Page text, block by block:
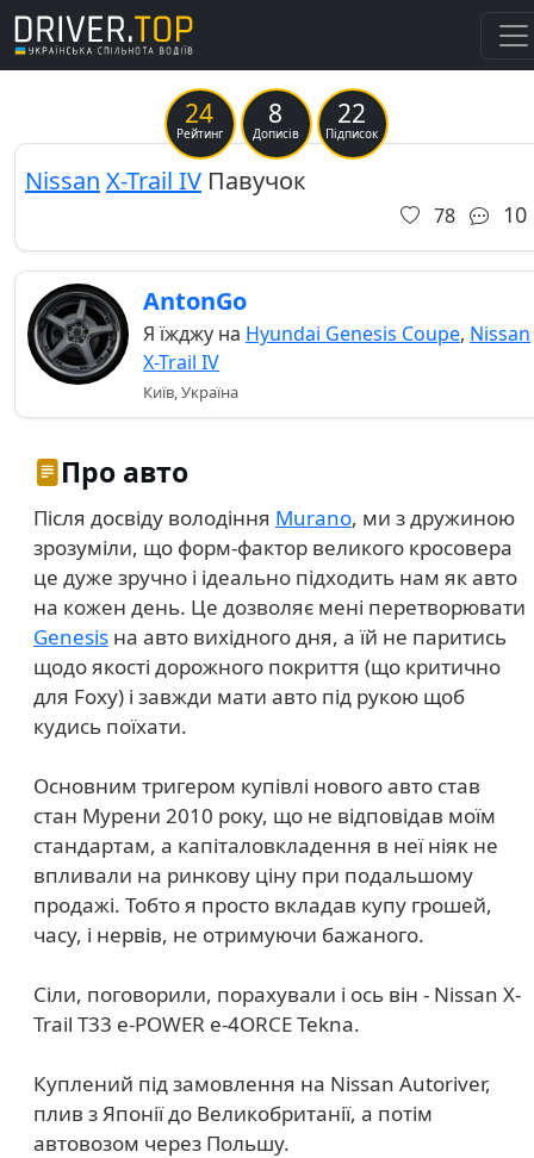
24
Рейтинг
8
Дописів
22
Підписок
Previous
Nissan X-Trail IV Павучок
78 10
AntonGo
Я їжджу на Hyundai Genesis Coupe, Nissan
X-Trail IV
Київ, Україна
Про авто
Після досвіду володіння Murano, ми з дружиною
зрозуміли, що форм-фактор великого кросовера
це дуже зручно і ідеально підходить нам як авто
на кожен день. Це дозволяє мені перетворювати
Genesis на авто вихідного дня, а їй не паритись
щодо якості дорожного покриття (що критично
для Foxy) і завжди мати авто під рукою щоб
кудись поїхати.
Основним тригером купівлі нового авто став
стан Мурени 2010 року, що не відповідав моїм
стандартам, а капіталовкладення в неї ніяк не
впливали на ринкову ціну при подальшому
продажі. Тобто я просто вкладав купу грошей,
часу, і нервів, не отримуючи бажаного.
Сіли, поговорили, порахували і ось він - Nissan X-
Trail T33 e-POWER e-4ORCE Tekna.
Куплений під замовлення на Nissan Autoriver,
плив з Японії до Великобританії, а потім
автовозом через Польшу.